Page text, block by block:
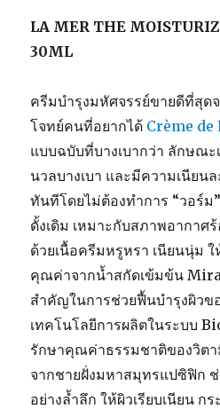
LA MER THE
30ML
ครีมบำรุงมหัศจรรย์ขายดีที่สุด
โจทย์คนที่อยากได้ Crème de
แบบฉบับที่บางเบากว่า ลักษณ
นวลบางเบา และมีความเนียน
ทันทีโดยไม่ต้องทำการ “วอร์
ดั้งเดิม เหมาะกับสภาพอากาศ
ด้วยเนื้อครีมหรูหรา เนียนนุ่ม
คุณค่าจากน้ำสกัดเข้มข้น
สำคัญในการช่วยฟื้นบำรุงผิวข
เทคโนโลยีการผลิตในระบบ
รักษาคุณค่าธรรมชาติของวิตา
จากชายฝั่งมหาสมุทรแปซิฟิก
อย่างล้ำลึก ให้ผิวเรียบเนียน ก